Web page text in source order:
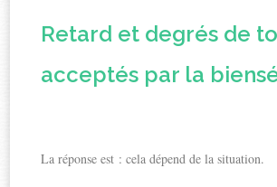
Retard et degrés de
acceptés par la
La réponse est : cela dépend de la situation.